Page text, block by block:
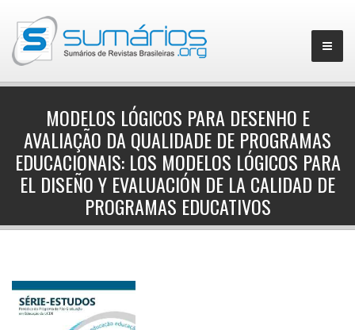
▼
MODELOS LÓGICOS PARA DESENHO E
AVALIAÇÃO DA QUALIDADE DE PROGRAMAS
EDUCACIONAIS: LOS MODELOS LÓGICOS PARA
EL DISEÑO Y EVALUACIÓN DE LA CALIDAD DE
PROGRAMAS EDUCATIVOS